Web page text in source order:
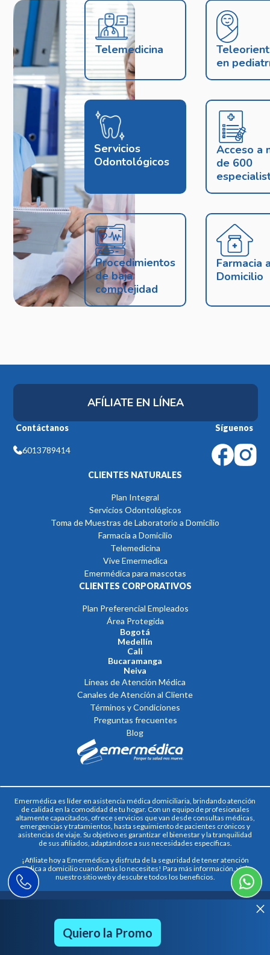
close
Quiero la Promo
Telemedicina
en
Servicios
Odontológicos
Acceso a
de 600
Procedimientos
de baja
complejidad
Farmacia
Domicilio
AFÍLIATE EN LÍNEA
Contáctanos
6013789414
Síguenos
CLIENTES NATURALES
Plan Integral
Servicios Odontológicos
Toma de Muestras de Laboratorio a Domicilio
Farmacia a Domicilio
Telemedicina
Vive Emermedica
Emermédica para mascotas
CLIENTES CORPORATIVOS
Plan Preferencial Empleados
Área Protegida
Bogotá
Medellín
Cali
Bucaramanga
Neiva
Líneas de Atención Médica
Canales de Atención al Cliente
Términos y Condiciones
Preguntas frecuentes
Blog
Emermédica es líder en asistencia médica domiciliaria, brindando atención
de calidad en la comodidad de tu hogar. Con un equipo de profesionales
altamente capacitados, ofrece servicios que van desde consultas médicas,
emergencias y tratamientos, hasta seguimiento de pacientes crónicos y
asistencias de viaje. Su objetivo es garantizar el bienestar y la tranquilidad
de sus afiliados, adaptándose a sus necesidades específicas.
¡Afíliate hoy a Emermédica y disfruta de la seguridad de teneratención
médica a domiciliocuando más lo necesites! Para más información, visita
nuestro sitio web y descubre todos los beneficios.